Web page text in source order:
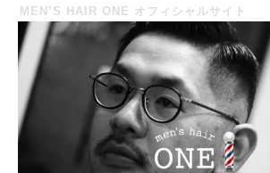
MEN’S HAIR ONE オフィシャルサイト